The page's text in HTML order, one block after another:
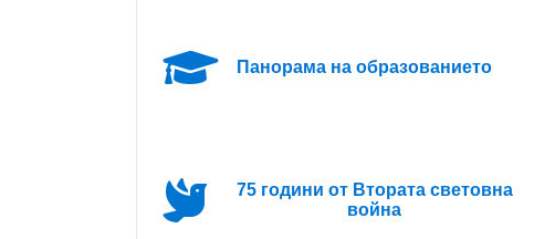
Панорама на образованието
75 години от Втората световна
война